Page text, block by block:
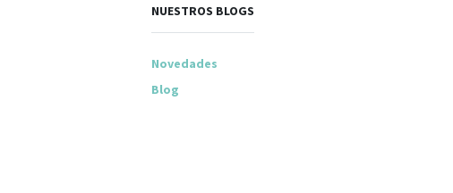
NUESTROS BLOGS
Novedades
Blog